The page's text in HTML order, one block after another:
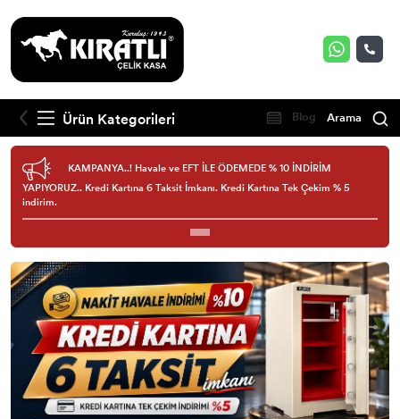
Ürün Kategorileri Blog Arama
KAMPANYA..! Havale ve EFT İLE ÖDEMEDE % 10 İNDİRİM
YAPIYORUZ.. Kredi Kartına 6 Taksit İmkanı. Kredi Kartına Tek Çekim % 5
indirim.